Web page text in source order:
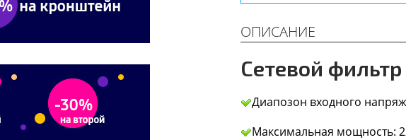
ОПИСАНИЕ
Сетевой
Диапозон входного
Максимальная мощность: